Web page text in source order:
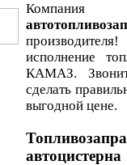
исполнение
КАМАЗ.
сделать
выгодной цене.
автоцистерна